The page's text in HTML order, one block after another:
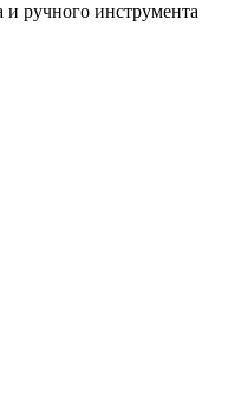
и ручного инструмента